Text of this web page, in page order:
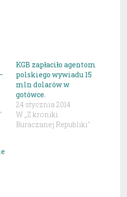
KGB zapłaciło agentom
polskiego wywiadu 15
mln dolarów w
gotówce.
24 stycznia 2014
W „Z kroniki
Buraczanej Republiki"